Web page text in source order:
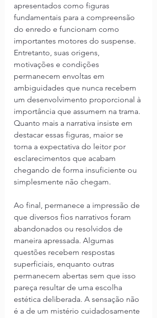
apresentados como figuras
fundamentais para a compreensão
do enredo e funcionam como
importantes motores do suspense.
Entretanto, suas origens,
motivações e condições
permanecem envoltas em
ambiguidades que nunca recebem
um desenvolvimento proporcional à
importância que assumem na trama.
Quanto mais a narrativa insiste em
destacar essas figuras, maior se
torna a expectativa do leitor por
esclarecimentos que acabam
chegando de forma insuficiente ou
simplesmente não chegam.
Ao final, permanece a impressão de
que diversos fios narrativos foram
abandonados ou resolvidos de
maneira apressada. Algumas
questões recebem respostas
superficiais, enquanto outras
permanecem abertas sem que isso
pareça resultar de uma escolha
estética deliberada. A sensação não
é a de um mistério cuidadosamente